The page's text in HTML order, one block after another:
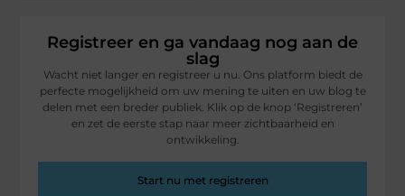
Registreer en ga vandaag nog aan de
slag
Wacht niet langer en registreer u nu. Ons platform biedt de
perfecte mogelijkheid om uw mening te uiten en uw blog te
delen met een breder publiek. Klik op de knop ‘Registreren’
en zet de eerste stap naar meer zichtbaarheid en
ontwikkeling.
Start nu met registreren